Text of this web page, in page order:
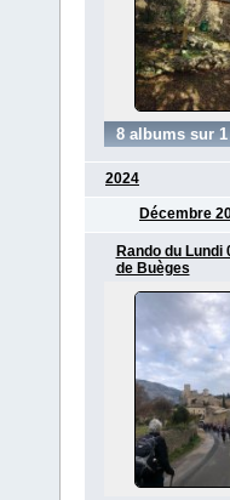
8 albums sur 1
2024
Décembre
Rando du
de Buèges